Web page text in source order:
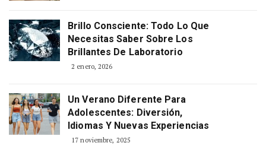
Brillo Consciente: Todo Lo Que
Necesitas Saber Sobre Los
Brillantes De Laboratorio
2 enero, 2026
Un Verano Diferente Para
Adolescentes: Diversión,
Idiomas Y Nuevas Experiencias
17 noviembre, 2025